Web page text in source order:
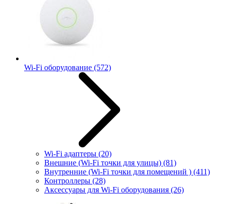
Wi-Fi оборудование (572)
Wi-Fi адаптеры (20)
Внешние (Wi-Fi точки для улицы) (81)
Внутренние (Wi-Fi точки для помещений ) (411)
Контроллеры (28)
Аксессуары для Wi-Fi оборудования (26)